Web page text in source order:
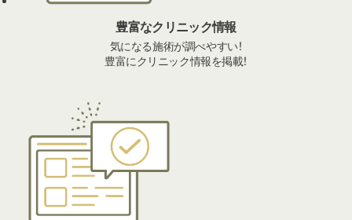
豊富なクリニック情報
気になる施術が調べやすい！
豊富にクリニック情報を掲載！